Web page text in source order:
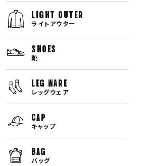
LIGHT OUTER
ライトアウター
SHOES
靴
LEG WARE
レッグウェア
CAP
キャップ
BAG
バッグ